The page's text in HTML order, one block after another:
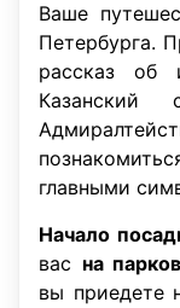
Ваше
Петербурга.
рассказ об
Казанский
главными
Начало
вас на
вы приедете